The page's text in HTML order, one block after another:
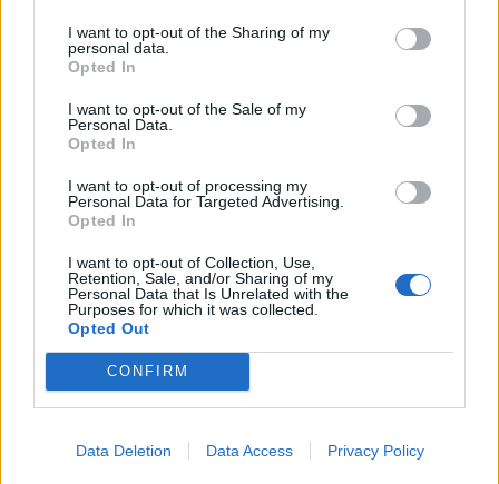
I want to opt-out of the Sharing of my
personal data.
Opted In
I want to opt-out of the Sale of my
Personal Data.
Opted In
I want to opt-out of processing my
Personal Data for Targeted Advertising.
Opted In
I want to opt-out of Collection, Use,
Retention, Sale, and/or Sharing of my
Personal Data that Is Unrelated with the
Purposes for which it was collected.
Opted Out
CONFIRM
Data Deletion Data Access Privacy Policy
NAUJI
Horoskopai